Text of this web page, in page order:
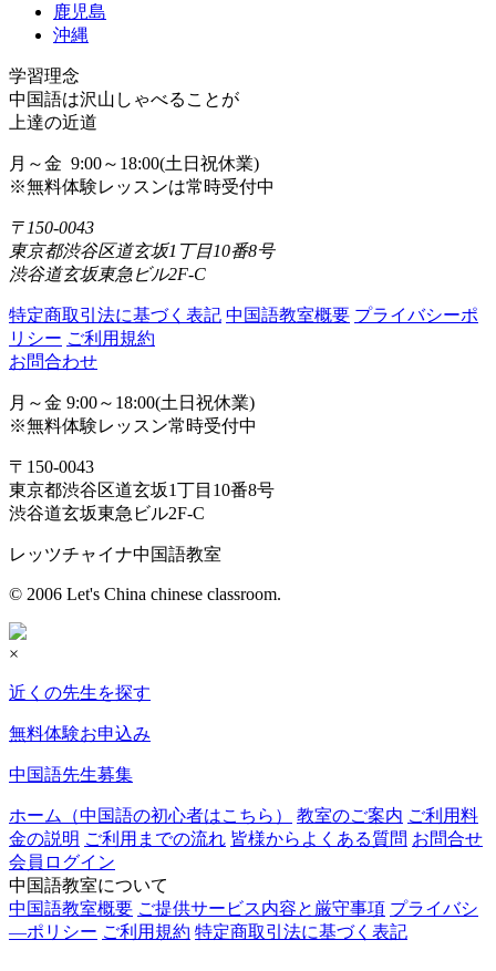
鹿児島
沖縄
学習理念
中国語は沢山しゃべることが
上達の近道
月～金 9:00～18:00(土日祝休業)
※無料体験レッスンは常時受付中
〒150-0043
東京都渋谷区道玄坂1丁目10番8号
渋谷道玄坂東急ビル2F-C
特定商取引法に基づく表記 中国語教室概要 プライバシーポ
リシー ご利用規約
お問合わせ
月～金 9:00～18:00(土日祝休業)
※無料体験レッスン常時受付中
〒150-0043
東京都渋谷区道玄坂1丁目10番8号
渋谷道玄坂東急ビル2F-C
レッツチャイナ中国語教室
© 2006 Let's China chinese classroom.
×
近くの先生を探す
無料体験お申込み
中国語先生募集
ホーム（中国語の初心者はこちら） 教室のご案内 ご利用料
金の説明 ご利用までの流れ 皆様からよくある質問 お問合せ
会員ログイン
中国語教室について
中国語教室概要 ご提供サービス内容と厳守事項 プライバシ
―ポリシー ご利用規約 特定商取引法に基づく表記